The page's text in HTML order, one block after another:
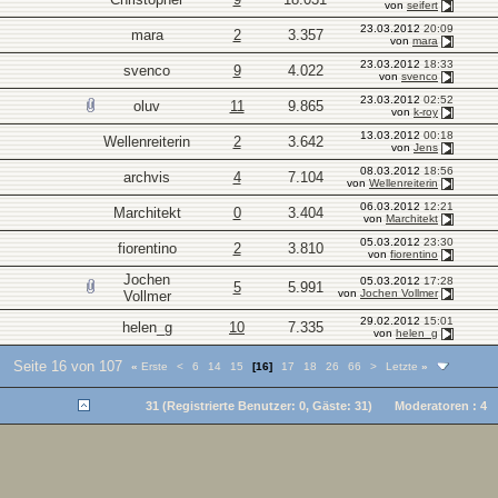
von seifert
mara 2 3.357 23.03.2012 20:09
von mara
svenco 9 4.022 23.03.2012 18:33
von svenco
oluv 11 9.865 23.03.2012 02:52
von k-roy
Wellenreiterin 2 3.642 13.03.2012 00:18
von Jens
archvis 4 7.104 08.03.2012 18:56
von Wellenreiterin
Marchitekt 0 3.404 06.03.2012 12:21
von Marchitekt
fiorentino 2 3.810 05.03.2012 23:30
von fiorentino
Jochen
Vollmer
5 5.991 05.03.2012 17:28
von Jochen Vollmer
helen_g 10 7.335 29.02.2012 15:01
von helen_g
Seite 16 von 107 « Erste < 6 14 15 [16] 17 18 26 66 > Letzte »
31 (Registrierte Benutzer: 0, Gäste: 31) Moderatoren : 4